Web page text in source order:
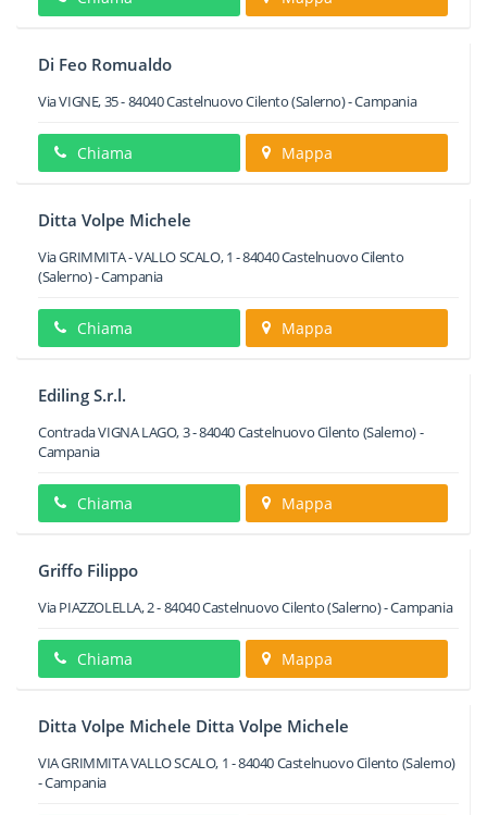
Di Feo Romualdo
Via VIGNE, 35-84040Castelnuovo Cilento(Salerno) -Campania
Chiama Mappa
Ditta Volpe Michele
Via GRIMMITA - VALLO SCALO, 1 -84040Castelnuovo Cilento
(Salerno) -Campania
Chiama Mappa
Ediling S.r.l.
Contrada VIGNA LAGO, 3-84040Castelnuovo Cilento (Salerno) -
Campania
Chiama Mappa
Griffo Filippo
Via PIAZZOLELLA, 2-84040Castelnuovo Cilento(Salerno) -Campania
Chiama Mappa
Ditta Volpe Michele Ditta Volpe Michele
VIA GRIMMITA VALLO SCALO, 1 -84040Castelnuovo Cilento (Salerno)
-Campania